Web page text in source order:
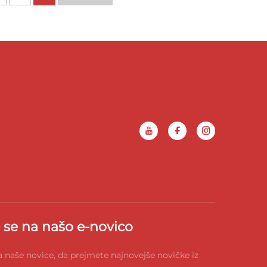
na našo e-novico
naše novice, da prejmete najnovejše novičke iz